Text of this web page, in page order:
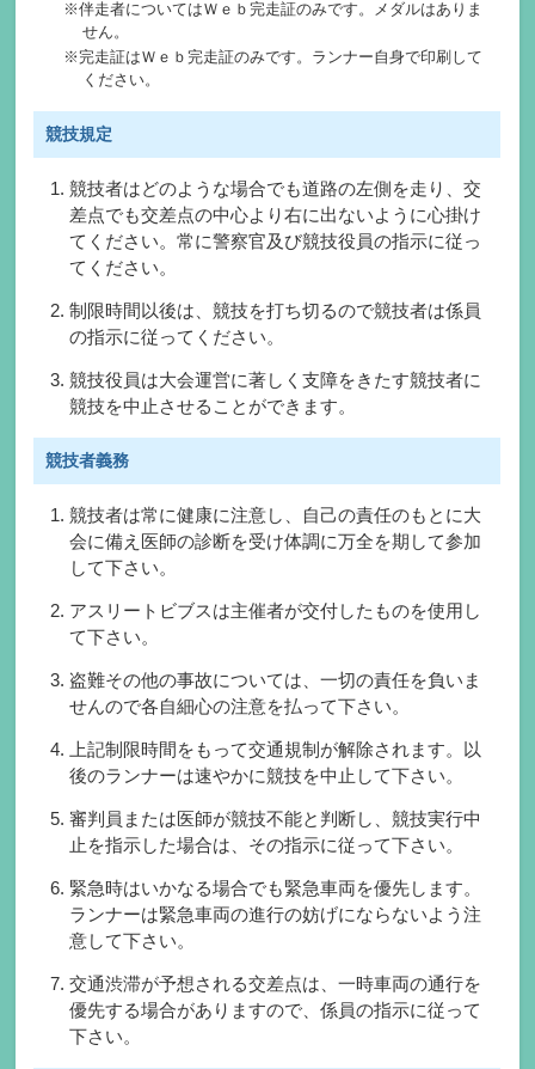
伴走者についてはＷｅｂ完走証のみです。メダルはありま
せん。
完走証はＷｅｂ完走証のみです。ランナー自身で印刷して
ください。
競技規定
競技者はどのような場合でも道路の左側を走り、交
差点でも交差点の中心より右に出ないように心掛け
てください。常に警察官及び競技役員の指示に従っ
てください。
制限時間以後は、競技を打ち切るので競技者は係員
の指示に従ってください。
競技役員は大会運営に著しく支障をきたす競技者に
競技を中止させることができます。
競技者義務
競技者は常に健康に注意し、自己の責任のもとに大
会に備え医師の診断を受け体調に万全を期して参加
して下さい。
アスリートビブスは主催者が交付したものを使用し
て下さい。
盗難その他の事故については、一切の責任を負いま
せんので各自細心の注意を払って下さい。
上記制限時間をもって交通規制が解除されます。以
後のランナーは速やかに競技を中止して下さい。
審判員または医師が競技不能と判断し、競技実行中
止を指示した場合は、その指示に従って下さい。
緊急時はいかなる場合でも緊急車両を優先します。
ランナーは緊急車両の進行の妨げにならないよう注
意して下さい。
交通渋滞が予想される交差点は、一時車両の通行を
優先する場合がありますので、係員の指示に従って
下さい。